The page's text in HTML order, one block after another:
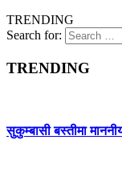
TRENDING
Search for:
TRENDING
सुकुम्बासी बस्तीमा